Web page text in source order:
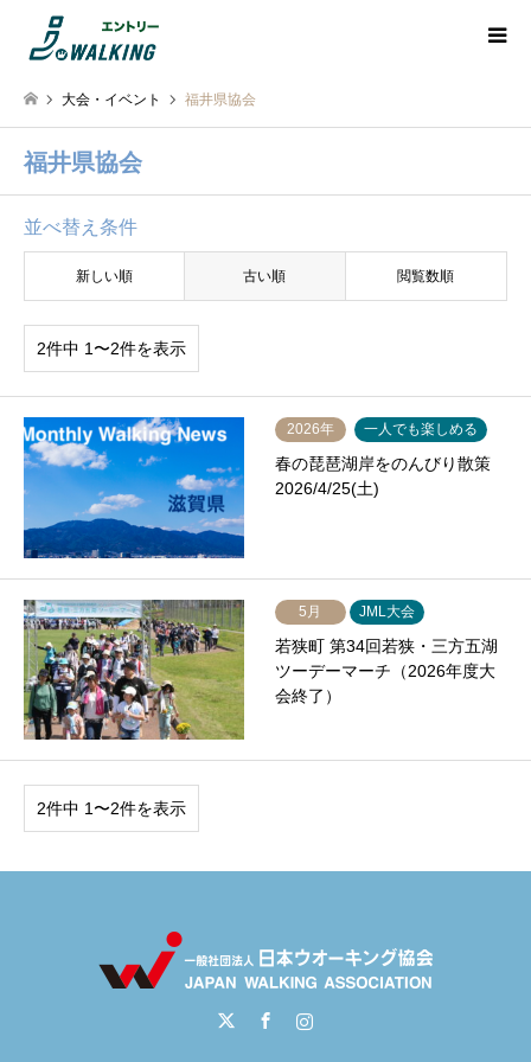
大会・イベント 福井県協会
福井県協会
並べ替え条件
新しい順 古い順 閲覧数順
2件中 1〜2件を表示
2026年 一人でも楽しめる
春の琵琶湖岸をのんびり散策
2026/4/25(土)
5月 JML大会
若狭町 第34回若狭・三方五湖
ツーデーマーチ（2026年度大
会終了）
2件中 1〜2件を表示